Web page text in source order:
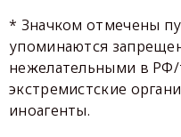
* Значком отмечены
упоминаются
нежелательными в
экстремистские
иноагенты.